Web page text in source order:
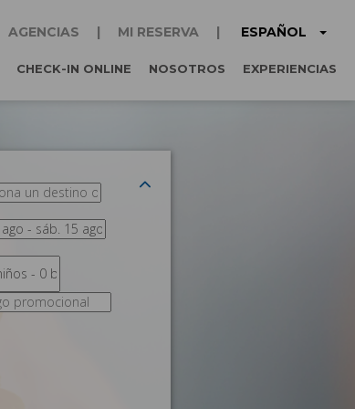
AGENCIAS MI RESERVA ESPAÑOL
CHECK-IN ONLINE NOSOTROS EXPERIENCIAS